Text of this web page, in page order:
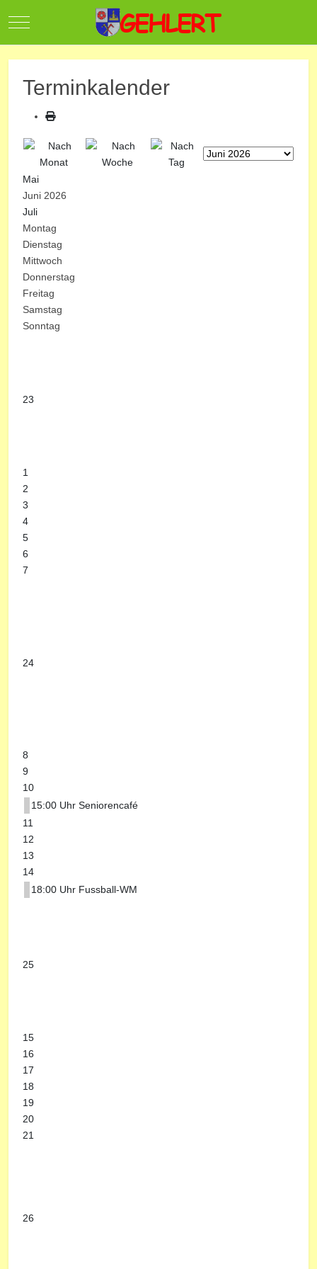
Mobile Menu Toggle
Terminkalender
Mai
Juni 2026
Juli
Montag
Dienstag
Mittwoch
Donnerstag
Freitag
Samstag
Sonntag
23
1
2
3
4
5
6
7
24
8
9
10
15:00 Uhr Seniorencafé
11
12
13
14
18:00 Uhr Fussball-WM
25
15
16
17
18
19
20
21
26